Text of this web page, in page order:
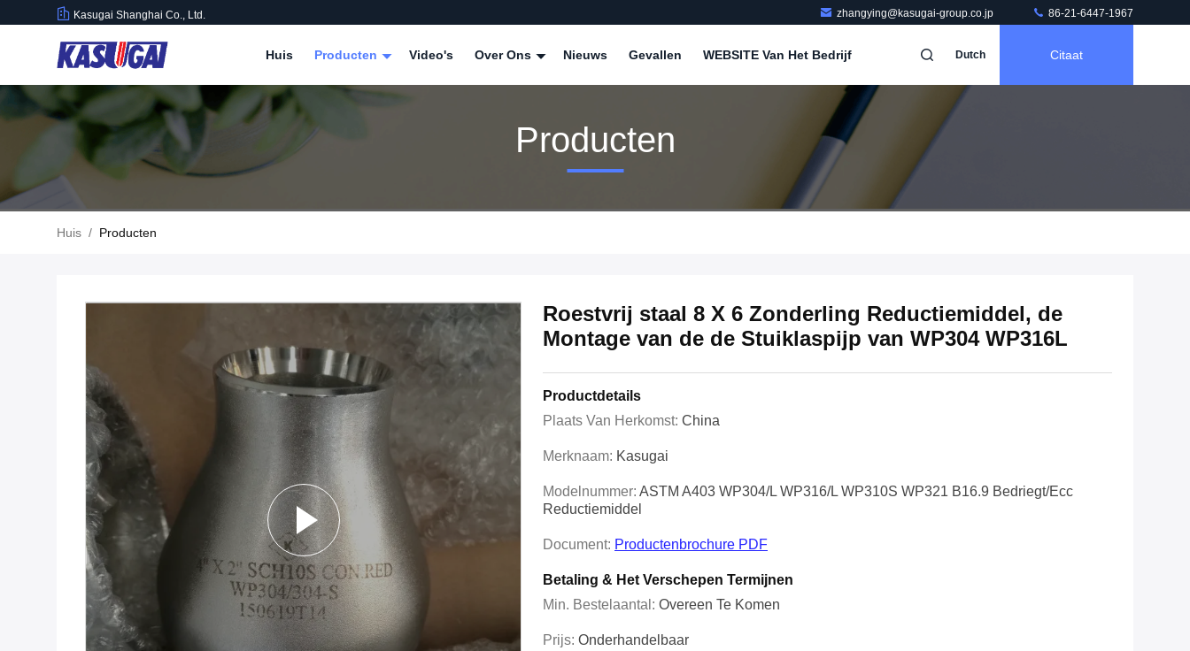
Kasugai Shanghai Co., Ltd. zhangying@kasugai-group.co.jp 86-21-6447-1967
Huis Producten Video's Over Ons Nieuws Gevallen WEBSITE Van Het Bedrijf Dutch Citaat
Producten
Huis / Producten
Roestvrij staal 8 X 6 Zonderling Reductiemiddel, de
Montage van de de Stuiklaspijp van WP304 WP316L
Productdetails
Plaats Van Herkomst: China
Merknaam: Kasugai
Modelnummer: ASTM A403 WP304/L WP316/L WP310S WP321 B16.9 Bedriegt/Ecc
Reductiemiddel
Document: Productenbrochure PDF
Betaling & Het Verschepen Termijnen
Min. Bestelaantal: Overeen Te Komen
Prijs: Onderhandelbaar